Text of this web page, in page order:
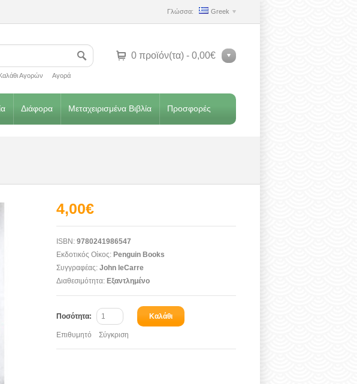
Γλώσσα: Greek
Αγορών Αγορά
0 προϊόν(τα) - 0,00€
Διάφορα Μεταχειρισμένα Βιβλία Προσφορές
4,00€
ISBN: 9780241986547
Εκδοτικός Οίκος: Penguin Books
Συγγραφέας: John leCarre
Διαθεσιμότητα: Εξαντλημένο
Ποσότητα: Καλάθι
Επιθυμητό Σύγκριση